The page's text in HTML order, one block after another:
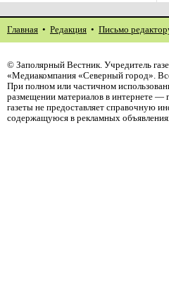
Главная • Редакция • Письмо
© Заполярный Вестник. Учредитель
«Медиакомпания «Северный город».
При полном или частичном
размещении материалов в интернете —
газеты не предоставляет справочную
содержащуюся в рекламных